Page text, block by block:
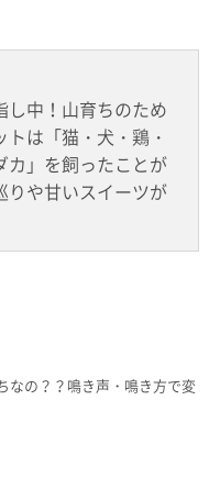
し中！山育ちのため
は「猫・犬・鶏・
カ」を飼ったことが
りや甘いスイーツが
なの？？鳴き声・鳴き方で変